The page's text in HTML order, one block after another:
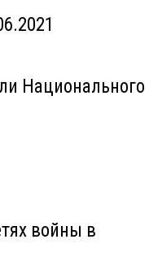
Национального
войны в